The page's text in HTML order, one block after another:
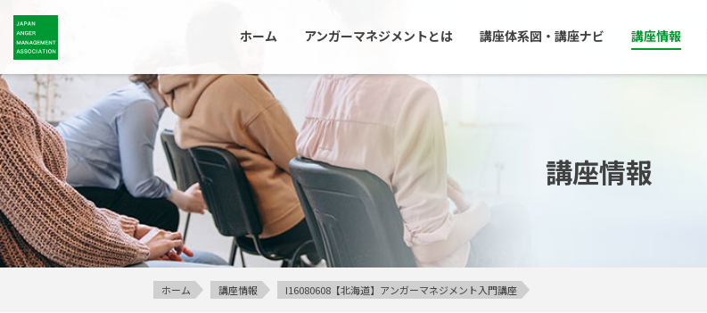
ホーム アンガーマネジメントとは 講座体系図・講座ナビ 講座情報
講座情報
ホーム 講座情報 I16080608【北海道】アンガーマネジメント入門講座